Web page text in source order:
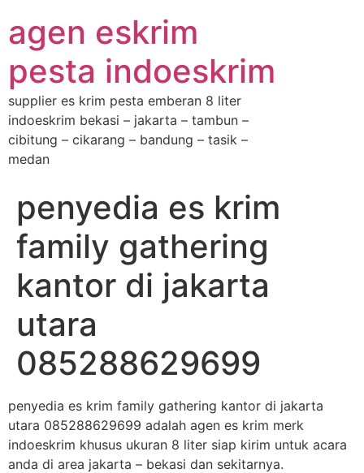
agen eskrim
pesta indoeskrim
supplier es krim pesta emberan 8 liter
indoeskrim bekasi – jakarta – tambun –
cibitung – cikarang – bandung – tasik –
medan
penyedia es krim
family gathering
kantor di jakarta
utara
085288629699
penyedia es krim family gathering kantor di jakarta
utara 085288629699 adalah agen es krim merk
indoeskrim khusus ukuran 8 liter siap kirim untuk acara
anda di area jakarta – bekasi dan sekitarnya.